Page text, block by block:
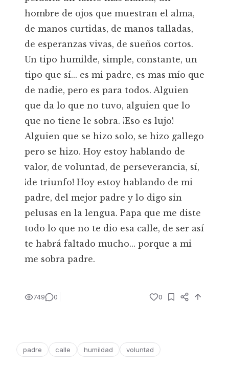
hombre de ojos que muestran el alma,
de manos curtidas, de manos talladas,
de esperanzas vivas, de sueños cortos.
Un tipo humilde, simple, constante, un
tipo que sí... es mi padre, es mas mío que
de nadie, pero es para todos. Alguien
que da lo que no tuvo, alguien que lo
que no tiene le sobra. ¡Eso es lujo!
Alguien que se hizo solo, se hizo gallego
pero se hizo. Hoy estoy hablando de
valor, de voluntad, de perseverancia, sí,
¡de triunfo! Hoy estoy hablando de mi
padre, del mejor padre y lo digo sin
pelusas en la lengua. Papa que me diste
todo lo que no te dio esa calle, de ser así
te habrá faltado mucho... porque a mi
me sobra padre.
749 0 0
padre calle humildad voluntad